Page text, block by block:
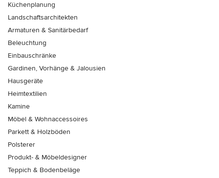
Küchenplanung
Landschaftsarchitekten
Armaturen & Sanitärbedarf
Beleuchtung
Einbauschränke
Gardinen, Vorhänge & Jalousien
Hausgeräte
Heimtextilien
Kamine
Möbel & Wohnaccessoires
Parkett & Holzböden
Polsterer
Produkt- & Möbeldesigner
Teppich & Bodenbeläge